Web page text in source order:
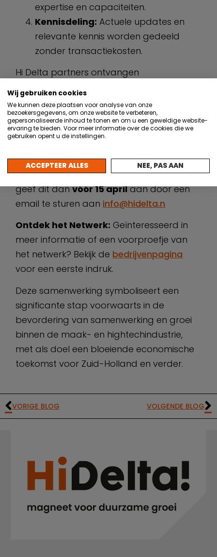
expertise en capaciteiten.
Kennisdeling: Actuele updates en
relevante kennis worden gedeeld
zonder transactiekosten.
Hi Delta partners ontvangen
aan te vullen, waarmee hun zichtbaarheid
en vindbaarheid wordt vergroot. Mocht je
dit niet op prijs stellen, dan hoef je daar
met standaard informatie vermeld. Als je
hier als bedrijf niet aan mee wilt doen,
geef dit danvóór 15 aprilaan door een
email te sturen aan info@hidelta.n
Ontdek het Netwerk: Geïnteresseerd in
meer informatie of een voorproefje van
het netwerk? Bekijk de bedrijvenpagina
voor een eerste indruk.
Deze samenwerking symboliseert een
significante stap voorwaarts in de
bevordering van samenwerking en groei
binnen de maak- en hightechindustrie,
met als doel een bloeiende economische
toekomst voor Zuid-Holland en verder.
VORIGE BLOG VOLGENDE BLOG
Wij gebruiken cookies
We kunnen deze plaatsen voor analyse van onze
bezoekersgegevens, om onze website te verbeteren,
gepersonaliseerde inhoud te tonen en om u een geweldige website-
ervaring te bieden. Voor meer informatie over de cookies die we
gebruiken opent u de instellingen.
ACCEPTEER ALLES NEE, PAS AAN